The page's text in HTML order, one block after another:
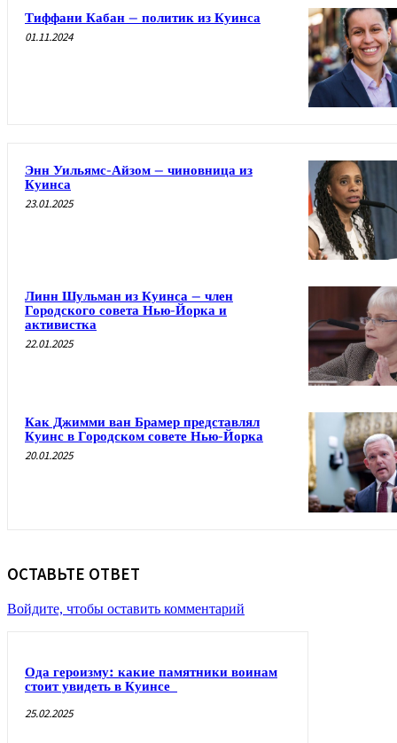
Тиффани Кабан – политик из Куинса
01.11.2024
Энн Уильямс-Айзом – чиновница из
Куинса
23.01.2025
Линн Шульман из Куинса – член
Городского совета Нью-Йорка и
активистка
22.01.2025
Как Джимми ван Брамер представлял
Куинс в Городском совете Нью-Йорка
20.01.2025
ОСТАВЬТЕ ОТВЕТ
Войдите, чтобы оставить комментарий
Ода героизму: какие памятники воинам
стоит увидеть в Куинсе
25.02.2025